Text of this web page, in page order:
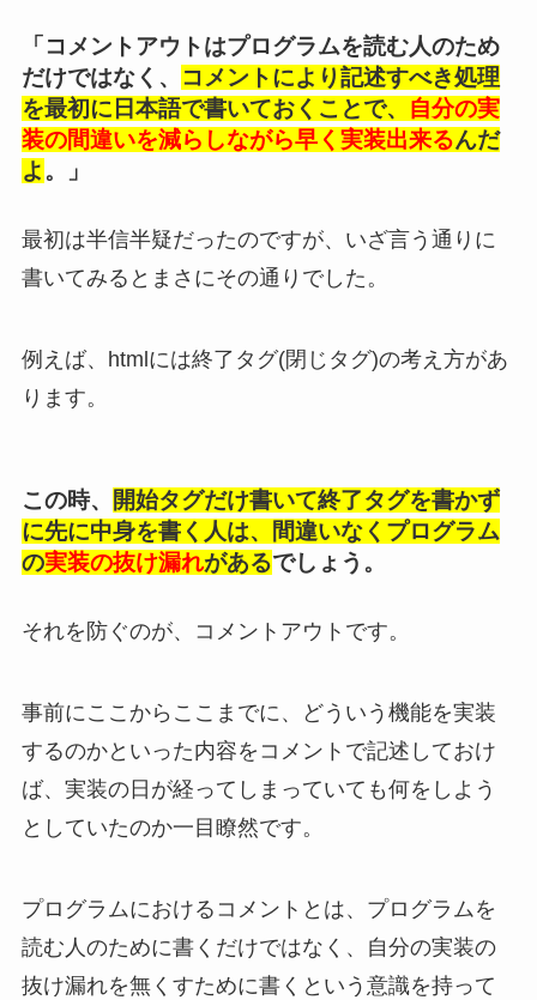
「コメントアウトはプログラムを読む人のため
だけではなく、 コメントにより記述すべき処理
を最初に日本語で書いておくことで、 自分の実
装の間違いを減らしながら早く実装出来るんだ
よ 。」
最初は半信半疑だったのですが、いざ言う通りに
書いてみるとまさにその通りでした。
例えば、htmlには終了タグ(閉じタグ)の考え方があ
ります。
この時、
開始タグだけ書いて終了タグを書かず
に先に中身を書く人は、間違いなくプログラム
の実装の抜け漏れがあるでしょう。
それを防ぐのが、コメントアウトです。
事前にここからここまでに、どういう機能を実装
するのかといった内容をコメントで記述しておけ
ば、実装の日が経ってしまっていても何をしよう
としていたのか一目瞭然です。
プログラムにおけるコメントとは、プログラムを
読む人のために書くだけではなく、自分の実装の
抜け漏れを無くすために書くという意識を持って